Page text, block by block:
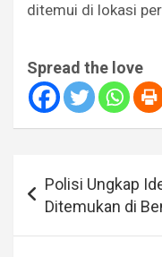
ditemui di lokasi
Spread the love
posPolisi Ungkap
Ditemukan di